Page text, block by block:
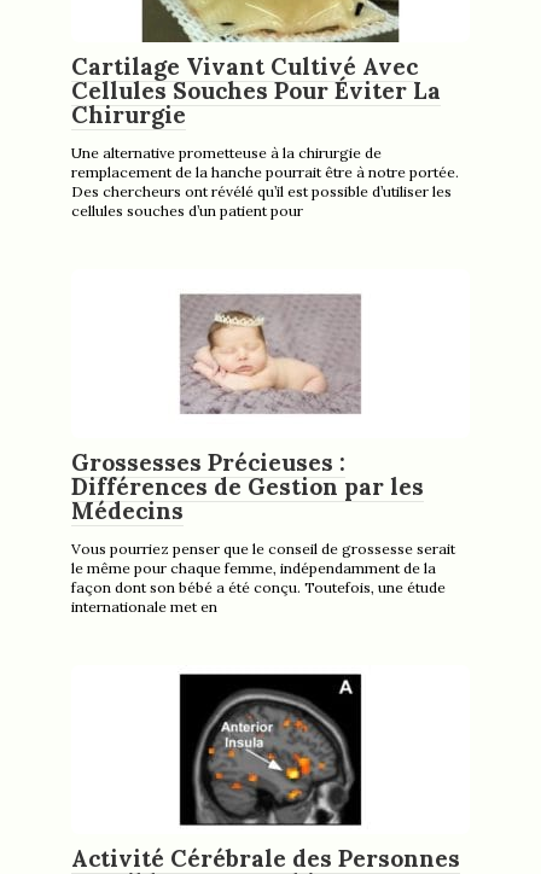
Cartilage Vivant Cultivé Avec
Cellules Souches Pour Éviter La
Chirurgie
Une alternative prometteuse à la chirurgie de
remplacement de la hanche pourrait être à notre portée.
Des chercheurs ont révélé qu’il est possible d’utiliser les
cellules souches d’un patient pour
Grossesses Précieuses :
Différences de Gestion par les
Médecins
Vous pourriez penser que le conseil de grossesse serait
le même pour chaque femme, indépendamment de la
façon dont son bébé a été conçu. Toutefois, une étude
internationale met en
Activité Cérébrale des Personnes